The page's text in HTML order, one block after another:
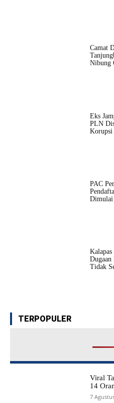
Camat
Nibung
Eks
PLN
Korupsi
PAC
Dimulai
Dugaan
Tidak
TERPOPULER
Viral
14
7